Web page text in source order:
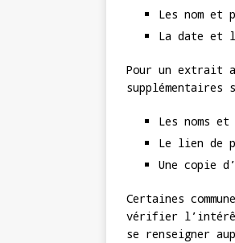
Les nom et
La date et
Pour un extrait
supplémentaires
Les noms
Le lien de
Une copie
Certaines
vérifier l’intérêt
se renseigner